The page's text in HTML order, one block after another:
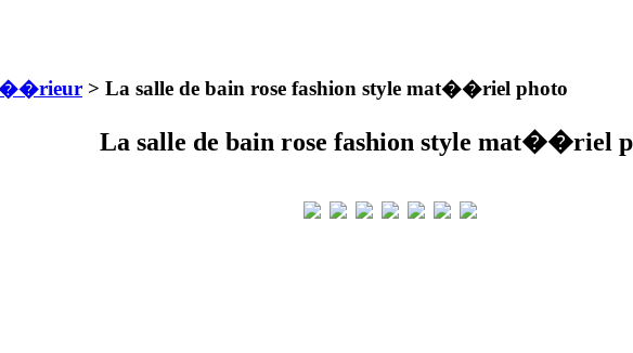
> La salle de bain rose fashion style mat��riel photo
La salle de bain rose fashion style mat��riel